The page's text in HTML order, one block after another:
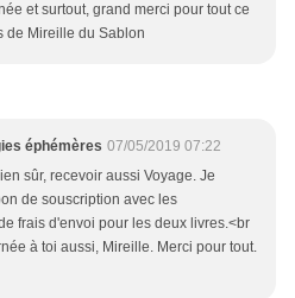
et surtout, grand merci pour tout ce
de Mireille du Sablon
éphémères 07/05/2019 07:22
sûr, recevoir aussi Voyage. Je
de souscription avec les
frais d'envoi pour les deux livres.<br
à toi aussi, Mireille. Merci pour tout.